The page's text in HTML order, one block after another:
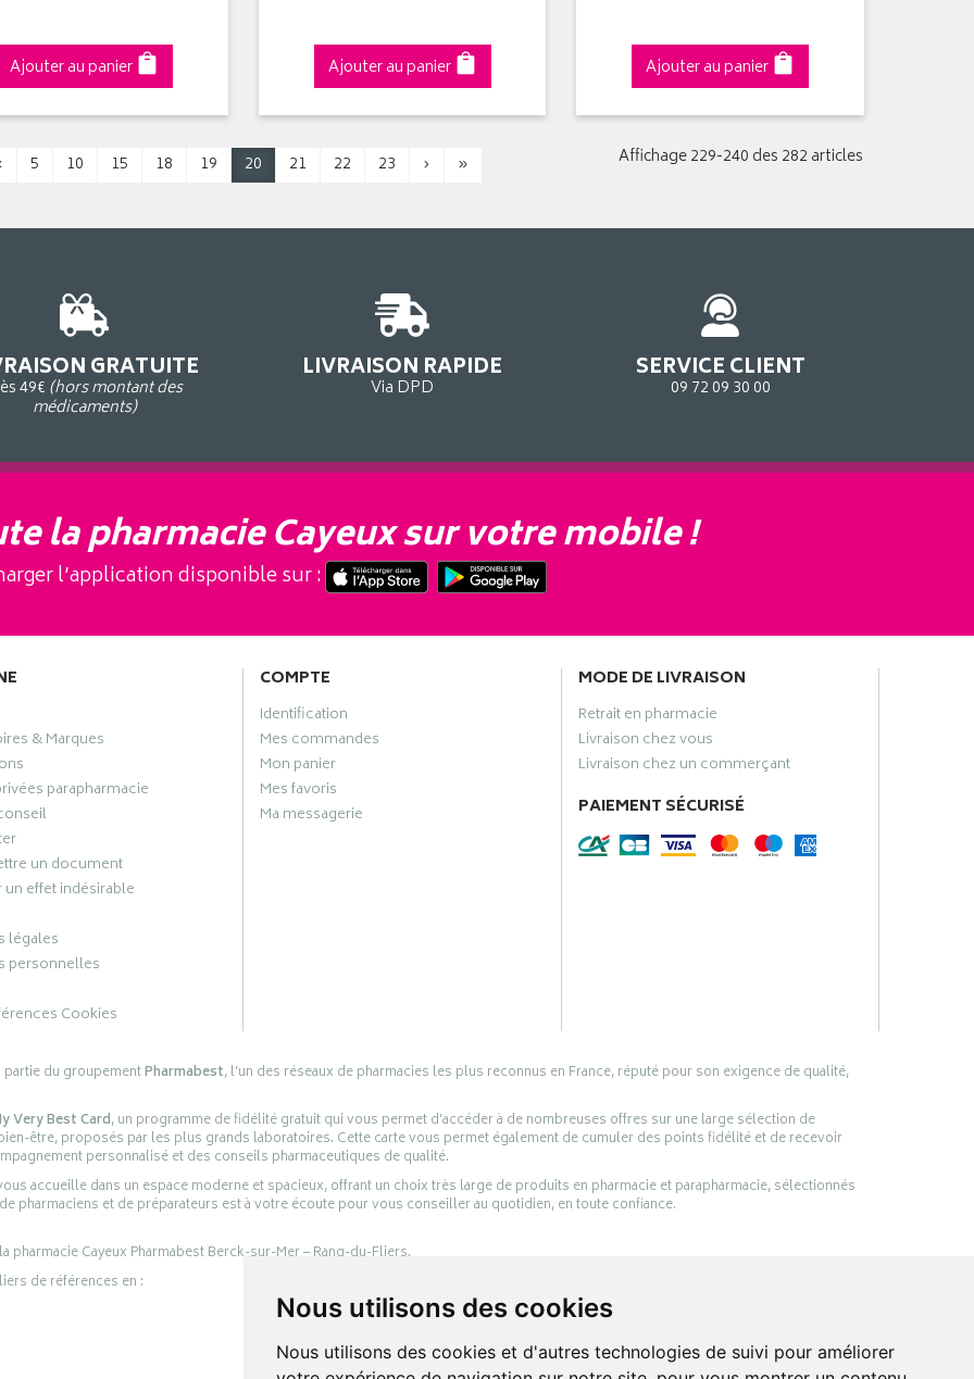
Nous utilisons des cookies
Nous utilisons des cookies et d'autres technologies de suivi pour améliorer
Ajouter au panier Ajouter au panier Ajouter au panier
5 10 15 18 19 20 21 22 23 › » Affichage 229-240 des 282 articles
GRATUITE
49€ (hors montant des
médicaments)
LIVRAISON RAPIDE
Via DPD
SERVICE CLIENT
09 72 09 30 00
la pharmacie Cayeux sur votre mobile !
l’application disponible sur :
& Marques
parapharmacie
un document
effet indésirable
légales
personnelles
Cookies
COMPTE
Identification
Mes commandes
Mon panier
Mes favoris
Ma messagerie
MODE DE LIVRAISON
Retrait en pharmacie
Livraison chez vous
Livraison chez un commerçant
PAIEMENT SÉCURISÉ
du groupementPharmabest, l’un des réseaux de pharmacies les plus reconnus en France, réputé pour son exigence de qualité,
Very Best Card, un programme de fidélité gratuit qui vous permet d’accéder à de nombreuses offres sur une large sélection de
être, proposés par les plus grands laboratoires. Cette carte vous permet également de cumuler des points fidélité et de recevoir
personnalisé et des conseils pharmaceutiques de qualité.
accueille dans un espace moderne et spacieux, offrant un choix très large de produits en pharmacie et parapharmacie, sélectionnés
pharmaciens et de préparateurs est à votre écoute pour vous conseiller au quotidien, en toute confiance.
Cayeux Pharmabest Berck-sur-Mer – Rang-du-Fliers.
de références en :